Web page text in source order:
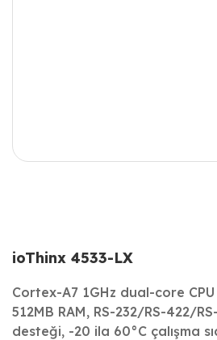
ioThinx 4533-LX
Cortex-A7 1GHz dual-core
512MB RAM, RS-232/RS-422/
desteği, -20 ila 60°C çalışma